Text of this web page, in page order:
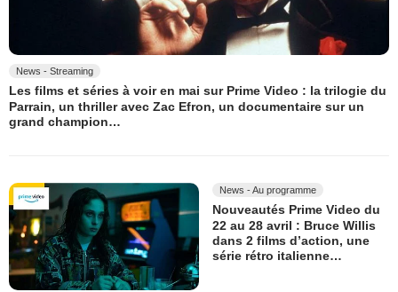
News - Streaming
Les films et séries à voir en mai sur Prime Video : la trilogie du
Parrain, un thriller avec Zac Efron, un documentaire sur un
grand champion…
News - Au programme
Nouveautés Prime Video du
22 au 28 avril : Bruce Willis
dans 2 films d’action, une
série rétro italienne…